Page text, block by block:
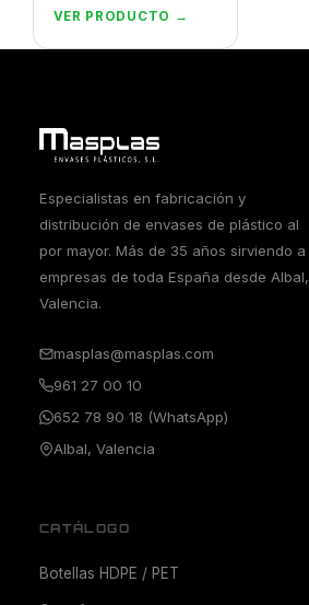
VER PRODUCTO →
Especialistas en fabricación y
distribución de envases de plástico al
por mayor. Más de 35 años sirviendo a
empresas de toda España desde Albal,
Valencia.
masplas@masplas.com
961 27 00 10
652 78 90 18 (WhatsApp)
Albal, Valencia
CATÁLOGO
Botellas HDPE / PET